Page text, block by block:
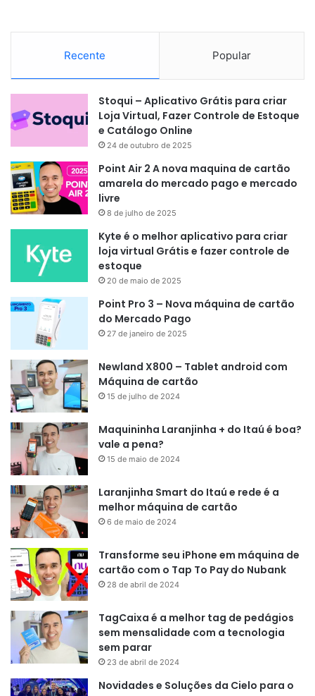
Recente Popular
Stoqui – Aplicativo Grátis para criar
Loja Virtual, Fazer Controle de Estoque
e Catálogo Online
24 de outubro de 2025
Point Air 2 A nova maquina de cartão
amarela do mercado pago e mercado
livre
8 de julho de 2025
Kyte é o melhor aplicativo para criar
loja virtual Grátis e fazer controle de
estoque
20 de maio de 2025
Point Pro 3 – Nova máquina de cartão
do Mercado Pago
27 de janeiro de 2025
Newland X800 – Tablet android com
Máquina de cartão
15 de julho de 2024
Maquininha Laranjinha + do Itaú é boa?
vale a pena?
15 de maio de 2024
Laranjinha Smart do Itaú e rede é a
melhor máquina de cartão
6 de maio de 2024
Transforme seu iPhone em máquina de
cartão com o Tap To Pay do Nubank
28 de abril de 2024
TagCaixa é a melhor tag de pedágios
sem mensalidade com a tecnologia
sem parar
23 de abril de 2024
Novidades e Soluções da Cielo para o